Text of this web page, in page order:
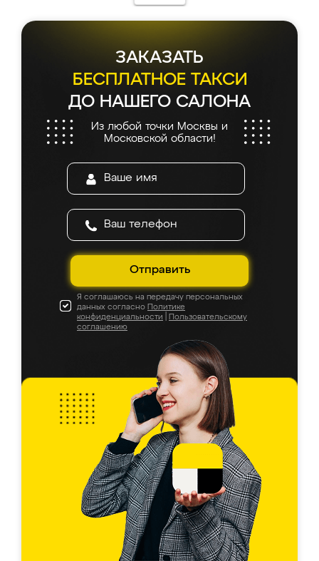
ЗАКАЗАТЬ
БЕСПЛАТНОЕ ТАКСИ
ДО НАШЕГО САЛОНА
Из любой точки Москвы и
Московской области!
Отправить
Я соглашаюсь на передачу персональных
данных согласно Политике
конфиденциальности
Пользовательскому
соглашению